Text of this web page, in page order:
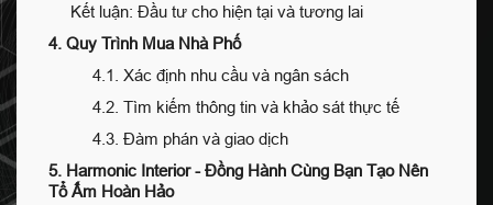
Kết luận: Đầu tư cho hiện tại và tương lai
4. Quy Trình Mua Nhà Phố
4.1. Xác định nhu cầu và ngân sách
4.2. Tìm kiếm thông tin và khảo sát thực tế
4.3. Đàm phán và giao dịch
5. Harmonic Interior - Đồng Hành Cùng Bạn Tạo Nên
Tổ Ấm Hoàn Hảo